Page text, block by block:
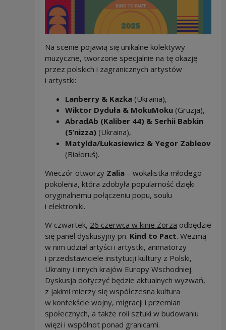
Na scenie pojawią się unikalne kolektywy
muzyczne, tworzone specjalnie na tę okazję
przez polskich i zagranicznych artystów
i artystki:
Lanberry & Kazka(Ukraina),
Wiktor Dyduła & MokuMoku(Gruzja),
AbradAb (Kaliber 44) & Serhii Babkin
(5’nizza)(Ukraina),
Matylda/Łukasiewicz & Yegor Zableov
(Białoruś).
Wieczór otworzy Zalia– wokalistka młodego
pokolenia, która zdobyła popularność dzięki
oryginalnemu połączeniu popu, soulu
i elektroniki.
W czwartek, 26 czerwca w kinie Zorza odbędzie
się panel dyskusyjny pn. Kind to Pact. Wezmą
w nim udział artyści i artystki, animatorzy
i przedstawiciele instytucji kultury z Polski,
Ukrainy i innych krajów Europy Wschodniej.
Dyskusja dotyczyć będzie aktualnych wyzwań,
z jakimi mierzy się współczesna kultura
w kontekście wojny, migracji i przemian
społecznych, a także roli sztuki w budowaniu
więzi i wspólnot ponad granicami.